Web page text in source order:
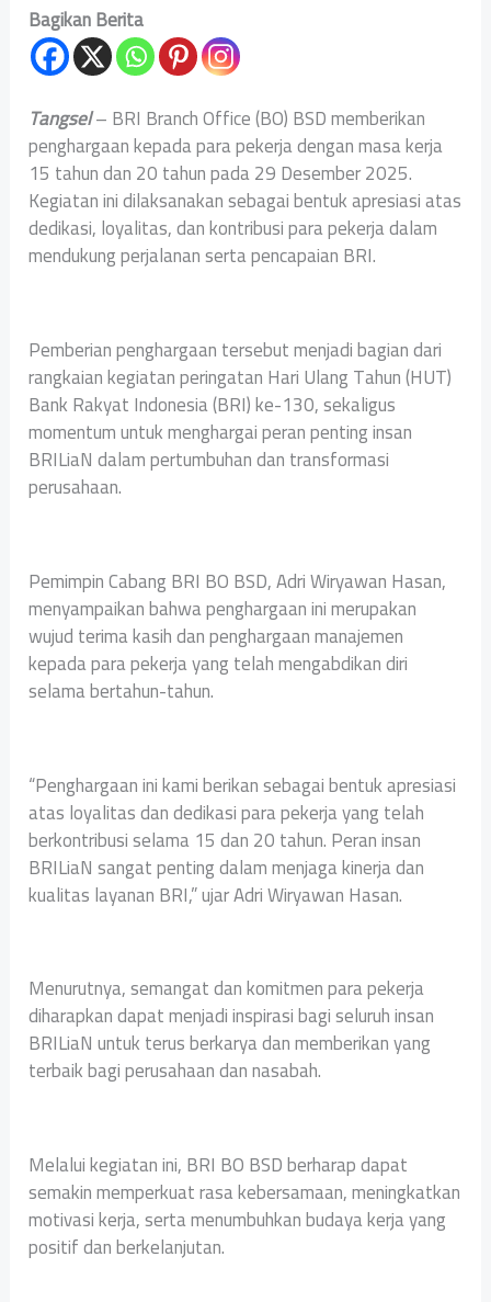
Bagikan Berita
Tangsel– BRI Branch Office (BO) BSD memberikan
penghargaan kepada para pekerja dengan masa kerja
15 tahun dan 20 tahun pada 29 Desember 2025.
Kegiatan ini dilaksanakan sebagai bentuk apresiasi atas
dedikasi, loyalitas, dan kontribusi para pekerja dalam
mendukung perjalanan serta pencapaian BRI.
Pemberian penghargaan tersebut menjadi bagian dari
rangkaian kegiatan peringatan Hari Ulang Tahun (HUT)
Bank Rakyat Indonesia (BRI) ke-130, sekaligus
momentum untuk menghargai peran penting insan
BRILiaN dalam pertumbuhan dan transformasi
perusahaan.
Pemimpin Cabang BRI BO BSD, Adri Wiryawan Hasan,
menyampaikan bahwa penghargaan ini merupakan
wujud terima kasih dan penghargaan manajemen
kepada para pekerja yang telah mengabdikan diri
selama bertahun-tahun.
“Penghargaan ini kami berikan sebagai bentuk apresiasi
atas loyalitas dan dedikasi para pekerja yang telah
berkontribusi selama 15 dan 20 tahun. Peran insan
BRILiaN sangat penting dalam menjaga kinerja dan
kualitas layanan BRI,” ujar Adri Wiryawan Hasan.
Menurutnya, semangat dan komitmen para pekerja
diharapkan dapat menjadi inspirasi bagi seluruh insan
BRILiaN untuk terus berkarya dan memberikan yang
terbaik bagi perusahaan dan nasabah.
Melalui kegiatan ini, BRI BO BSD berharap dapat
semakin memperkuat rasa kebersamaan, meningkatkan
motivasi kerja, serta menumbuhkan budaya kerja yang
positif dan berkelanjutan.